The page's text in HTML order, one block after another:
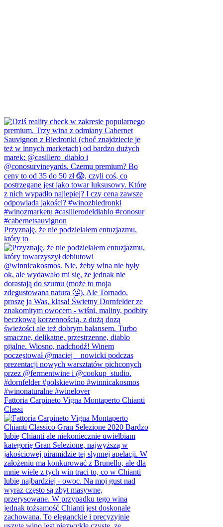
Przyznaję, że nie podzielałem entuzjazmu,
który to
Fattoria Carpineto Vigna Montaperto Chianti
Classi